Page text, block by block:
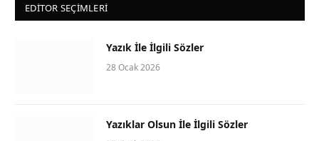
EDITOR SEÇIMLERI
Yazık İle İlgili Sözler
28 Ocak 2026
Yazıklar Olsun İle İlgili Sözler